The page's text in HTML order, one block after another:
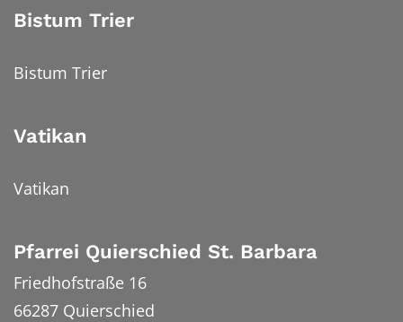
Bistum Trier
Bistum Trier
Vatikan
Vatikan
Pfarrei Quierschied St. Barbara
Friedhofstraße 16
66287 Quierschied